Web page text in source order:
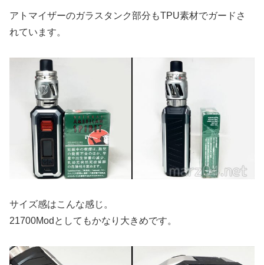
アトマイザーのガラスタンク部分もTPU素材でガードさ
れています。
サイズ感はこんな感じ。
21700Modとしてもかなり大きめです。